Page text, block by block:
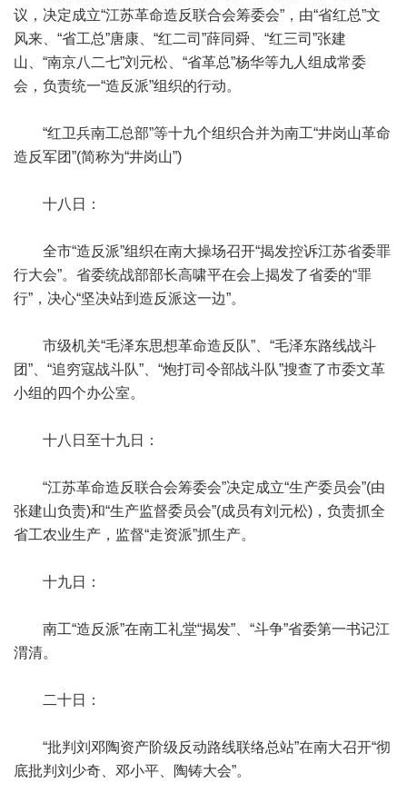
议，决定成立“江苏革命造反联合会筹委会”，由“省红总”文
风来、“省工总”唐康、“红二司”薛同舜、“红三司”张建
山、“南京八二七”刘元松、“省革总”杨华等九人组成常委
会，负责统一“造反派”组织的行动。
“红卫兵南工总部”等十九个组织合并为南工“井岗山革命
造反军团”(简称为“井岗山”)
十八日：
全市“造反派”组织在南大操场召开“揭发控诉江苏省委罪
行大会”。省委统战部部长高啸平在会上揭发了省委的“罪
行”，决心“坚决站到造反派这一边”。
市级机关“毛泽东思想革命造反队”、“毛泽东路线战斗
团”、“追穷寇战斗队”、“炮打司令部战斗队”搜查了市委文革
小组的四个办公室。
十八日至十九日：
“江苏革命造反联合会筹委会”决定成立“生产委员会”(由
张建山负责)和“生产监督委员会”(成员有刘元松)，负责抓全
省工农业生产，监督“走资派”抓生产。
十九日：
南工“造反派”在南工礼堂“揭发”、“斗争”省委第一书记江
渭清。
二十日：
“批判刘邓陶资产阶级反动路线联络总站”在南大召开“彻
底批判刘少奇、邓小平、陶铸大会”。